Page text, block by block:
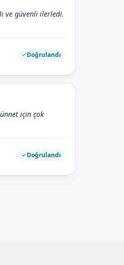
ve güvenli ilerledi.
Doğrulandı
için çok
Doğrulandı